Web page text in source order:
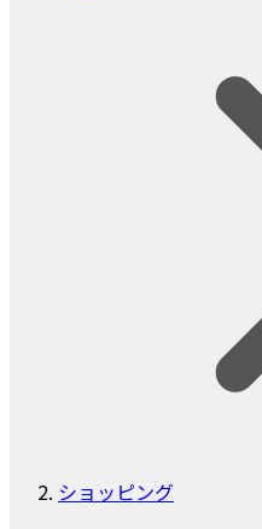
ショッピング